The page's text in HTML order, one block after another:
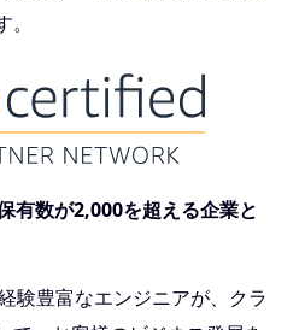
有数が2,000を超える企業と
験豊富なエンジニアが、クラ